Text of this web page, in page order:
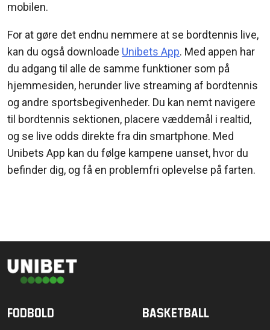
mobilen.
For at gøre det endnu nemmere at se bordtennis live,
kan du også downloade Unibets App. Med appen har
du adgang til alle de samme funktioner som på
hjemmesiden, herunder live streaming af bordtennis
og andre sportsbegivenheder. Du kan nemt navigere
til bordtennis sektionen, placere væddemål i realtid,
og se live odds direkte fra din smartphone. Med
Unibets App kan du følge kampene uanset, hvor du
befinder dig, og få en problemfri oplevelse på farten.
Fodbold Basketball